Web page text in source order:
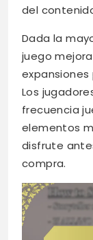
del
Dada la
juego
expansiones
Los
frecuencia
elementos
disfrute
compra.